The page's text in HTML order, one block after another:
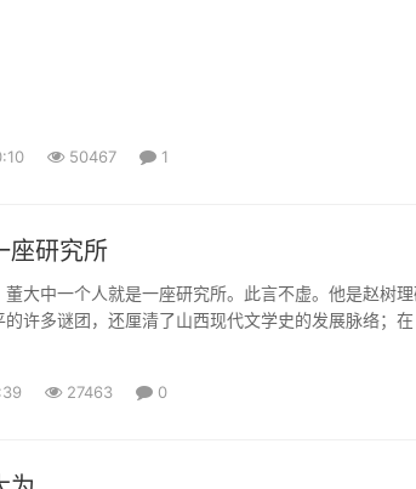
50467 1
座研究所
大中一个人就是一座研究所。此言不虚。他是赵树
许多谜团，还厘清了山西现代文学史的发展脉络；在
新时期以来研究高长虹的第一人，纠正了学界多年的
国现代文学史上的地位，也理出了山西与新文化运动
27463 0